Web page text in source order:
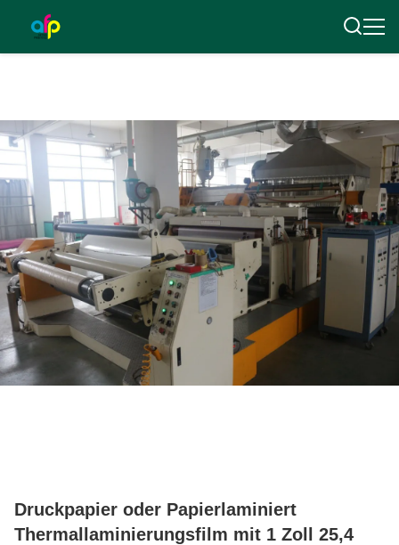
Druckpapier oder Papierlaminiert
Thermallaminierungsfilm mit 1 Zoll 25,4